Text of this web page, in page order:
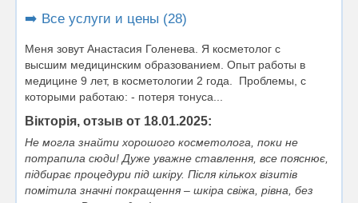
➡️ Все услуги и цены (28)
Меня зовут Анастасия Голенева. Я косметолог с
высшим медицинским образованием. Опыт работы в
медицине 9 лет, в косметологии 2 года. Проблемы, с
которыми работаю: - потеря тонуса...
Вікторія, отзыв от 18.01.2025:
Не могла знайти хорошого косметолога, поки не
потрапила сюди! Дуже уважне ставлення, все пояснює,
підбирає процедури під шкіру. Після кількох візитів
помітила значні покращення – шкіра свіжа, рівна, без